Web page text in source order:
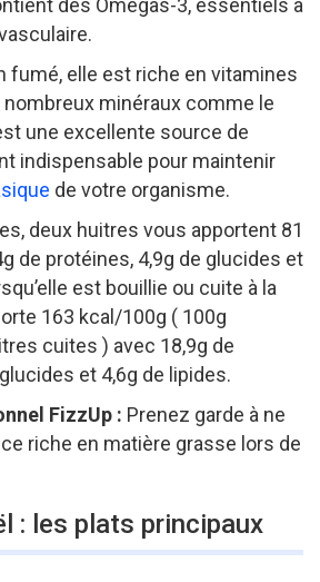
des Omégas-3, essentiels à
fumé, elle est riche en vitamines
minéraux comme le
une excellente source de
indispensable pour maintenir
de votre organisme.
deux huitres vous apportent 81
de protéines, 4,9g de glucides et
est bouillie ou cuite à la
163 kcal/100g ( 100g
cuites ) avec 18,9g de
et 4,6g de lipides.
FizzUp : Prenez garde à ne
riche en matière grasse lors de
: les plats principaux